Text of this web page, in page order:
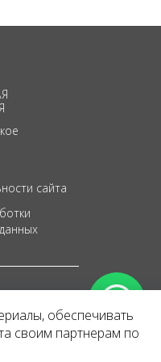
сайта
обеспечивать
своим партнерам по